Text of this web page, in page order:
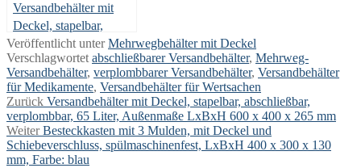
Versandbehälter mit
Deckel, stapelbar,
abschließbar,
verplombbar, 65 Liter,
Außenmaße LxBxH
600 x 400 x 265 mm
Veröffentlicht unterMehrwegbehälter mit Deckel
Verschlagwortet abschließbarer Versandbehälter, Mehrweg-
Versandbehälter, verplombbarer Versandbehälter, Versandbehälter
für Medikamente, Versandbehälter für Wertsachen
Beitragsnavigation
Zurück Vorheriger
Beitrag:
Versandbehälter mit Deckel, stapelbar, abschließbar,
verplombbar, 65 Liter, Außenmaße LxBxH 600 x 400 x 265 mm
Weiter Nächster
Beitrag:
Besteckkasten mit 3 Mulden, mit Deckel und
Schiebeverschluss, spülmaschinenfest, LxBxH 400 x 300 x 130
mm, Farbe: blau